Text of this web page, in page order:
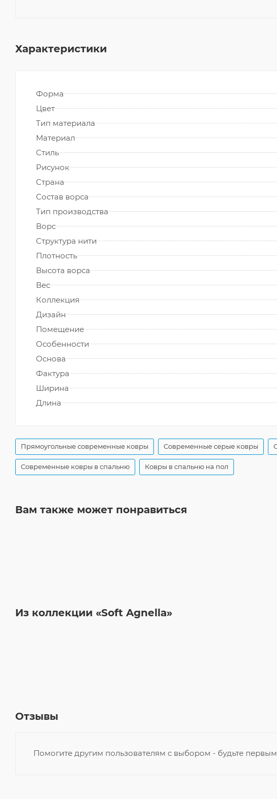
Характеристики
Форма
Цвет
Тип материала
Материал
Стиль
Рисунок
Страна
Состав ворса
Тип производства
Ворс
Структура нити
Плотность
Высота ворса
Вес
Коллекция
Дизайн
Помещение
Особенности
Основа
Фактура
Ширина
Длина
Прямоугольные современные ковры Современные серые ковры
Современные ковры в спальню Ковры в спальню на пол
Вам также может понравиться
Из коллекции «Soft Agnella»
Отзывы
Помогите другим пользователям с выбором - будьте